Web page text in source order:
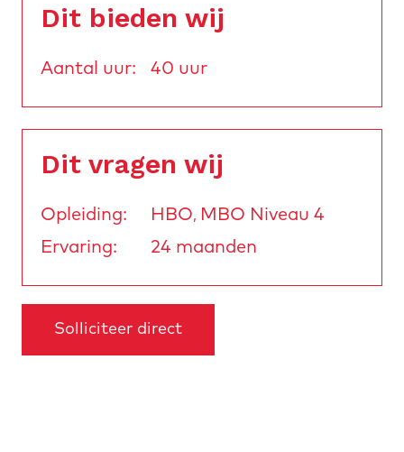
Dit bieden wij
Aantal uur: 40 uur
Dit vragen wij
Opleiding: HBO, MBO Niveau 4
Ervaring:
24 maanden
Solliciteer direct